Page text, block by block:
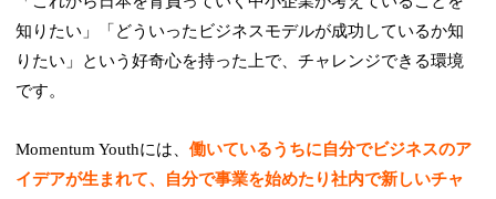
知りたい」「どういったビジネスモデルが成功しているか知
りたい」という好奇心を持った上で、チャレンジできる環境
です。
Momentum Youthには、働いているうちに自分でビジネスのア
イデアが生まれて、自分で事業を始めたり社内で新しいチャ